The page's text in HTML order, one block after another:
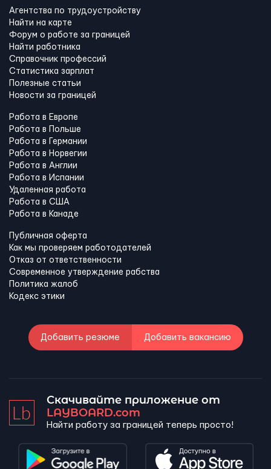
Агентства по трудоустройству
Найти на карте
Форум о работе за границей
Найти работника
Справочник профессий
Статистика зарплат
Полезные статьи
Новости за границей
Работа в Европе
Работа в Польше
Работа в Германии
Работа в Норвегии
Работа в Англии
Работа в Испании
Удаленная работа
Работа в США
Работа в Канадe
Публичная оферта
Как мы проверяем работодателей
Отказ от ответственности
Современное утверждение рабства
Политика жалоб
Кодекс этики
Добавить резюме Добавить вакансию
Скачивайте приложение от
LAYBOARD.com
Найти работу за границей теперь просто!